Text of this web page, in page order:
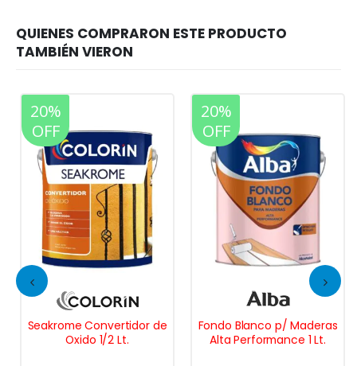
20%
OFF
Seakrome Convertidor de
Oxido 1/2 Lt.
20%
OFF
Fondo Blanco p/ Maderas
Alta Performance 1 Lt.